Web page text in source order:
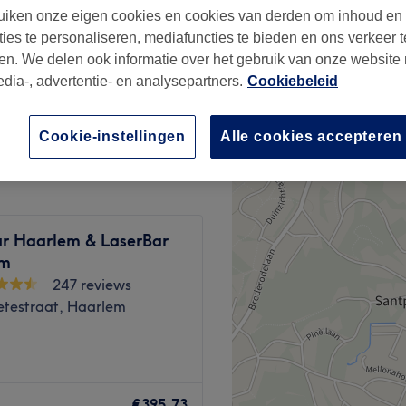
€6,95
door niemand
Utopia. Gina
Haarlem & LaserBar
247 reviews
Haarlem
onze eigen cookies en cookies van derden om inhoud en
te personaliseren, mediafuncties te bieden en ons verkeer
We delen ook informatie over het gebruik van onze website
, advertentie- en analysepartners. Cookiebeleid
Alle cookies accepteren
Cookie-instellingen